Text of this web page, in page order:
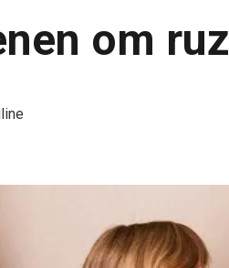
om